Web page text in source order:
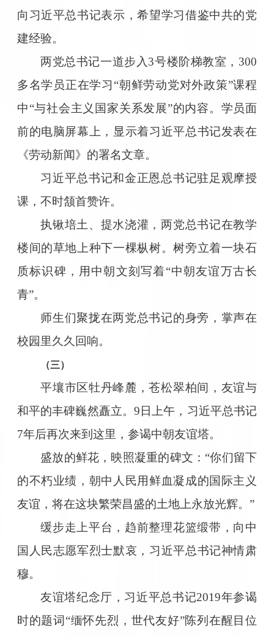
向习近平总书记表示，希望学习借鉴中共的党
建经验。
两党总书记一道步入3号楼阶梯教室，300
多名学员正在学习“朝鲜劳动党对外政策”课程
中“与社会主义国家关系发展”的内容。学员面
前的电脑屏幕上，显示着习近平总书记发表在
《劳动新闻》的署名文章。
习近平总书记和金正恩总书记驻足观摩授
课，不时颔首赞许。
执锹培土、提水浇灌，两党总书记在教学
楼间的草地上种下一棵枞树。树旁立着一块石
质标识碑，用中朝文刻写着“中朝友谊万古长
青”。
师生们聚拢在两党总书记的身旁，掌声在
校园里久久回响。
（三）
平壤市区牡丹峰麓，苍松翠柏间，友谊与
和平的丰碑巍然矗立。9日上午，习近平总书记
7年后再次来到这里，参谒中朝友谊塔。
盛放的鲜花，映照凝重的碑文：“你们留下
的不朽业绩，朝中人民用鲜血凝成的国际主义
友谊，将在这块繁荣昌盛的土地上永放光辉。”
缓步走上平台，趋前整理花篮缎带，向中
国人民志愿军烈士默哀，习近平总书记神情肃
穆。
友谊塔纪念厅，习近平总书记2019年参谒
时的题词“缅怀先烈，世代友好”陈列在醒目位